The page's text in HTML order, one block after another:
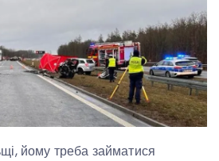
йому треба займатися